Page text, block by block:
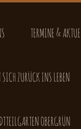
TERMINE &
ZURÜCK INS LEBEN
OBERGRÜN